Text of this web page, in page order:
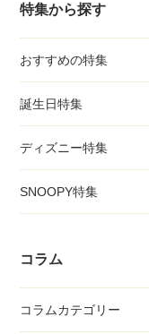
特集から探す
おすすめの特集
誕生日特集
ディズニー特集
SNOOPY特集
コラム
コラムカテゴリー